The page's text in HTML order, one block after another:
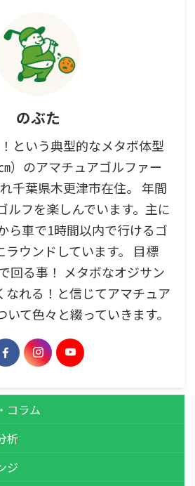
のぶた
という典型的なメタボ体型
）のアマチュアゴルファー
千葉県木更津市在住。 年間
ルフを楽しんでいます。主に
ら車で1時間以内で行けるゴ
ラウンドしています。 目標
回る事！ メタボなオジサン
なれる！と信じてアマチュア
て色々と綴っていきます。
コラム
析
ジ